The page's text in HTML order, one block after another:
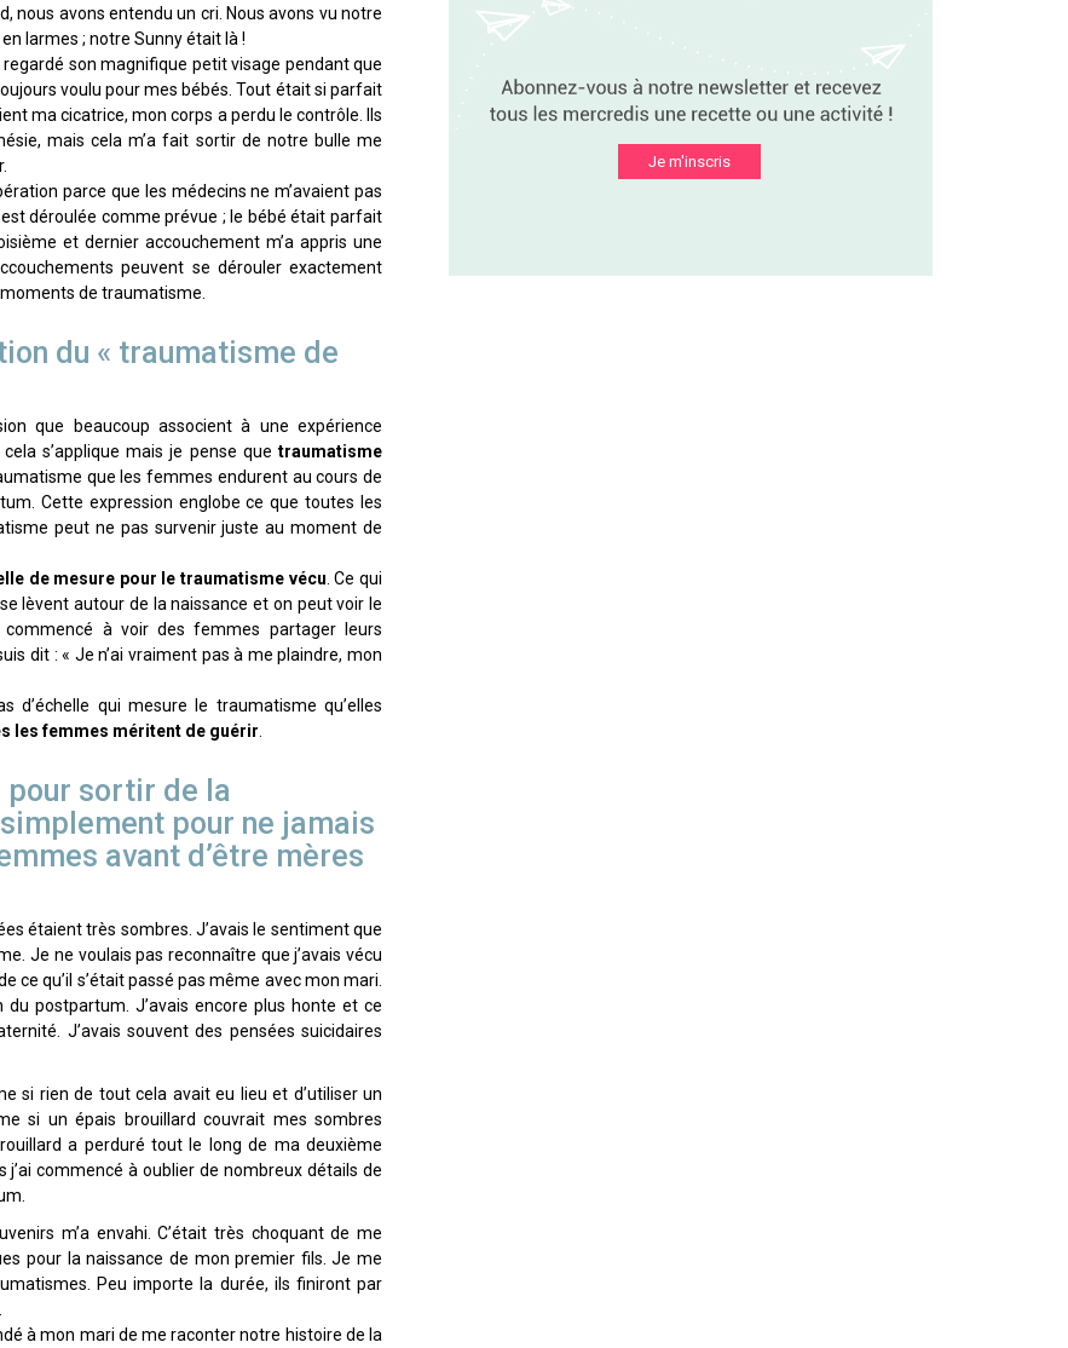
nous avons entendu un cri. Nous avons vu notre
larmes ; notre Sunny était là !
son magnifique petit visage pendant que
voulu pour mes bébés. Tout était si parfait
ma cicatrice, mon corps a perdu le contrôle. Ils
mais cela m’a fait sortir de notre bulle me
parce que les médecins ne m’avaient pas
déroulée comme prévue ; le bébé était parfait
et dernier accouchement m’a appris une
peuvent se dérouler exactement
de traumatisme.
du « traumatisme de
que beaucoup associent à une expérience
s’applique mais je pense que traumatisme
que les femmes endurent au cours de
Cette expression englobe ce que toutes les
peut ne pas survenir juste au moment de
de mesure pour le traumatisme vécu. Ce qui
lèvent autour de la naissance et on peut voir le
commencé à voir des femmes partager leurs
dit : « Je n’ai vraiment pas à me plaindre, mon
d’échelle qui mesure le traumatisme qu’elles
les femmes méritent de guérir.
pour sortir de la
pour ne jamais
avant d’être mères
étaient très sombres. J’avais le sentiment que
Je ne voulais pas reconnaître que j’avais vécu
ce qu’il s’était passé pas même avec mon mari.
postpartum. J’avais encore plus honte et ce
J’avais souvent des pensées suicidaires
si rien de tout cela avait eu lieu et d’utiliser un
si un épais brouillard couvrait mes sombres
a perduré tout le long de ma deuxième
commencé à oublier de nombreux détails de
m’a envahi. C’était très choquant de me
pour la naissance de mon premier fils. Je me
Peu importe la durée, ils finiront par
à mon mari de me raconter notre histoire de la
Je m'inscris